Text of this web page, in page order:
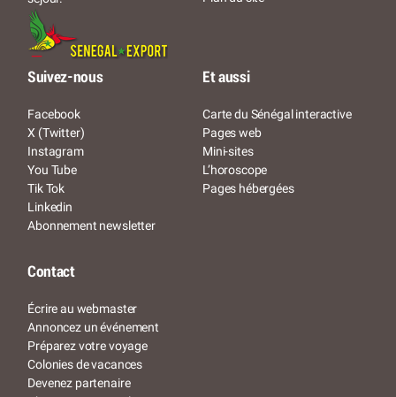
Suivez-nous
Facebook
X (Twitter)
Instagram
You Tube
Tik Tok
Linkedin
Abonnement newsletter
Et aussi
Carte du Sénégal interactive
Pages web
Mini-sites
L’horoscope
Pages hébergées
Contact
Écrire au webmaster
Annoncez un événement
Préparez votre voyage
Colonies de vacances
Devenez partenaire